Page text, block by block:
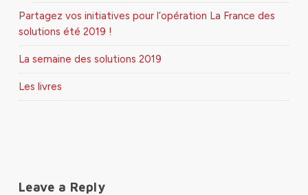
Partagez vos initiatives pour l’opération La France des
solutions été 2019 !
La semaine des solutions 2019
Les livres
Leave a Reply